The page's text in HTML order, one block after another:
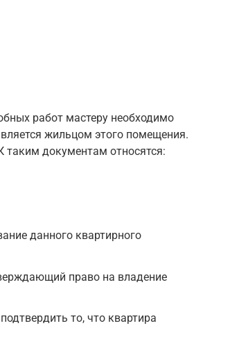
работ мастеру необходимо
жильцом этого помещения.
документам относятся:
данного квартирного
право на владение
то, что квартира